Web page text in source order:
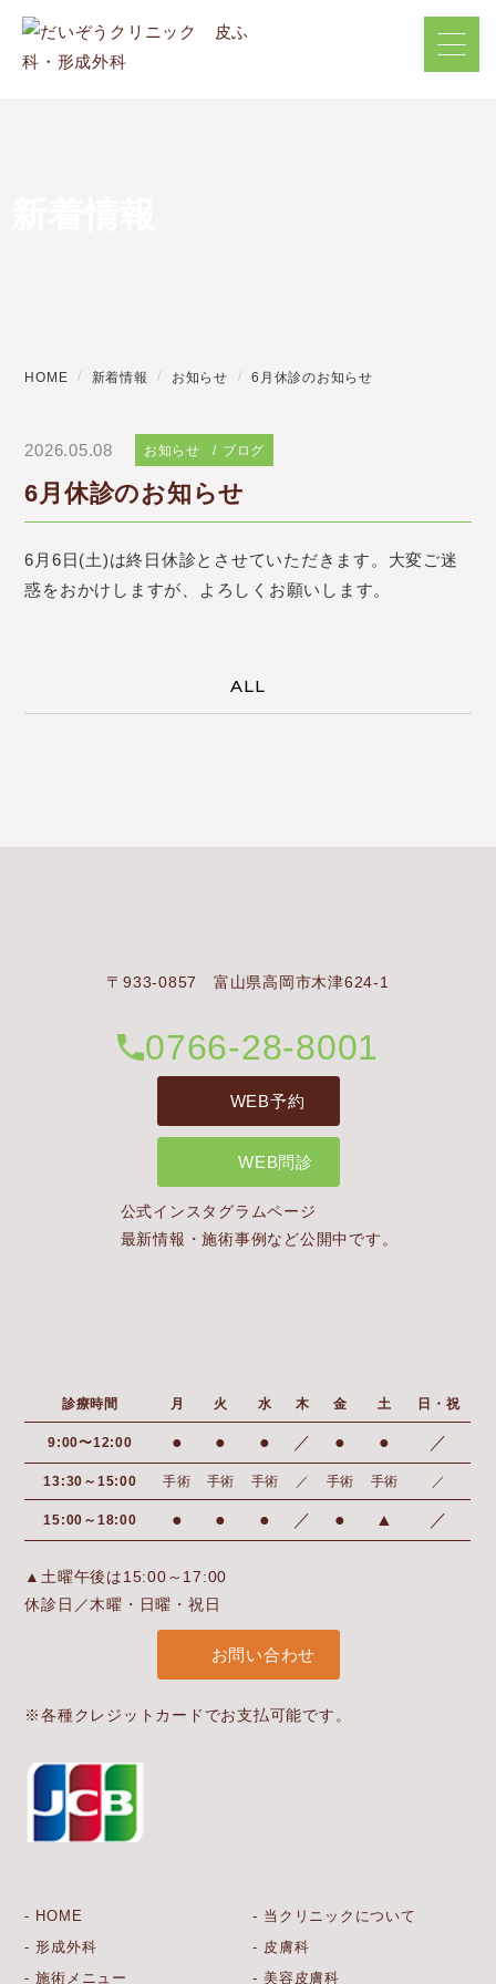
HOME 新着情報 お知らせ 6月休診のお知らせ
2026.05.08 お知らせ ブログ
6月休診のお知らせ
6月6日(土)は終日休診とさせていただきます。大変ご迷
惑をおかけしますが、よろしくお願いします。
ALL
〒933-0857 富山県高岡市木津624-1
0766-28-8001
WEB予約
WEB問診
公式インスタグラムページ
最新情報・施術事例など公開中です。
診療時間 月 火 水 木 金 土 日・祝
9:00〜12:00 ● ● ● ／ ● ● ／
13:30～15:00 手術 手術 手術 ／ 手術 手術 ／
15:00～18:00 ● ● ● ／ ● ▲ ／
▲土曜午後は15:00～17:00
休診日／木曜・日曜・祝日
お問い合わせ
※各種クレジットカードでお支払可能です。
HOME
当クリニックについて
形成外科
皮膚科
施術メニュー
美容皮膚科